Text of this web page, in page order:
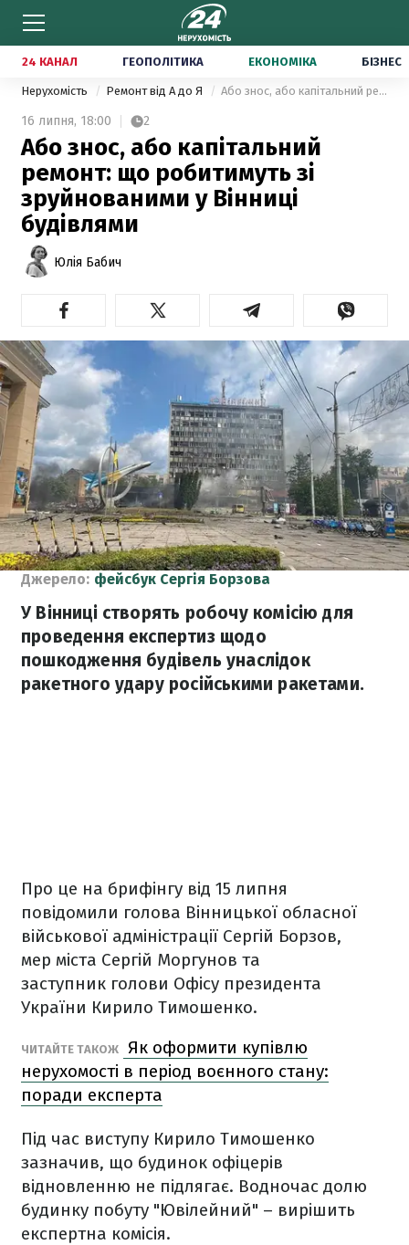
24 КАНАЛ ГЕОПОЛІТИКА ЕКОНОМІКА БІЗНЕС
Нерухомість Ремонт від А до Я Або знос, або капітальний ремонт: що робитимуть зі зруйнованими у Вінниці будівлями
16 липня, 18:00 2
Або знос, або капітальний
ремонт: що робитимуть зі
зруйнованими у Вінниці
будівлями
Юлія Бабич
Джерело: фейсбук Сергія Борзова
У Вінниці створять робочу комісію для
проведення експертиз щодо
пошкодження будівель унаслідок
ракетного удару російськими ракетами.
Про це на брифінгу від 15 липня
повідомили голова Вінницької обласної
військової адміністрації Сергій Борзов,
мер міста Сергій Моргунов та
заступник голови Офісу президента
України Кирило Тимошенко.
ЧИТАЙТЕ ТАКОЖ
Як оформити купівлю
нерухомості в період воєнного стану:
поради експерта
Під час виступу Кирило Тимошенко
зазначив, що будинок офіцерів
відновленню не підлягає. Водночас долю
будинку побуту "Ювілейний" – вирішить
експертна комісія.